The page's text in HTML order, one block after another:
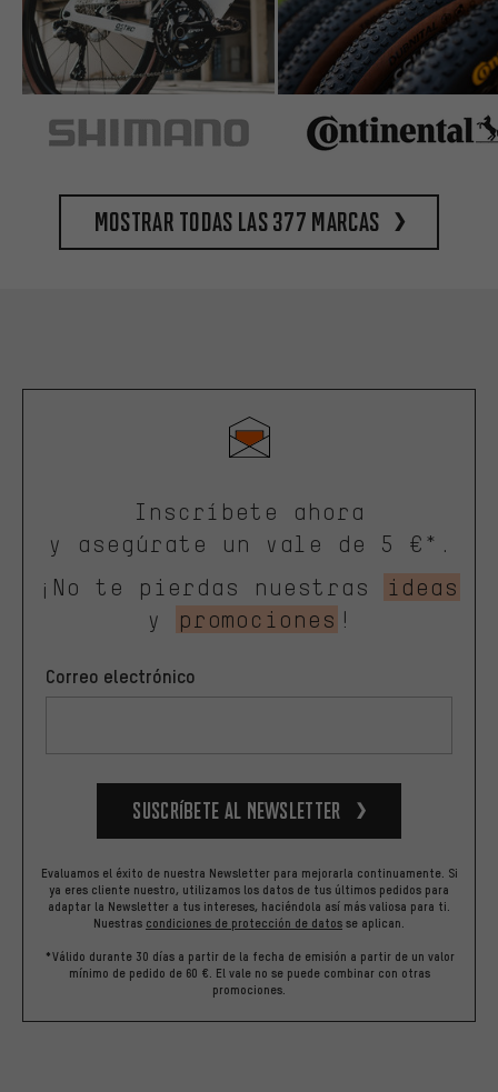
Mostrar todas las 377 marcas
Inscríbete ahora
y asegúrate un vale de 5 €*.
¡No te pierdas nuestras
ideas
y
promociones !
Correo electrónico
Suscríbete al newsletter
Evaluamos el éxito de nuestra Newsletter para mejorarla continuamente. Si
ya eres cliente nuestro, utilizamos los datos de tus últimos pedidos para
adaptar la Newsletter a tus intereses, haciéndola así más valiosa para ti.
Nuestras condiciones de protección de datos se aplican.
*Válido durante 30 días a partir de la fecha de emisión a partir de un valor
mínimo de pedido de 60 €. El vale no se puede combinar con otras
promociones.